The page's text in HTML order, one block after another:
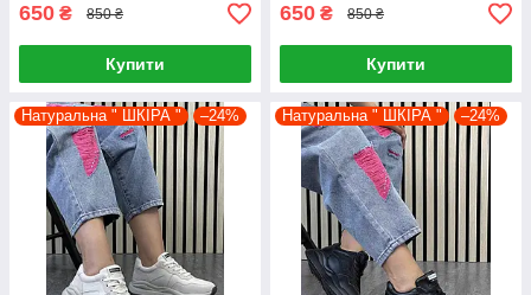
650 ₴ 850 ₴
Купити
650 ₴ 850 ₴
Купити
Натуральна " ШКІРА " –24% Натуральна " ШКІРА " –24%